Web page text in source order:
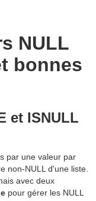
NULL
bonnes
et ISNULL
par une valeur par
non-NULL d'une liste.
avec deux
pour gérer les NULL